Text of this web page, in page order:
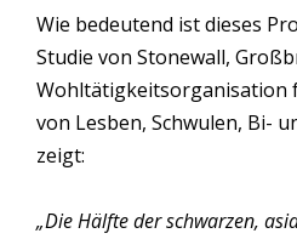
Wie bedeutend ist dieses
Studie von Stonewall,
Wohltätigkeitsorganisation
von Lesben, Schwulen, Bi-
zeigt:
„Die Hälfte der schwarzen,